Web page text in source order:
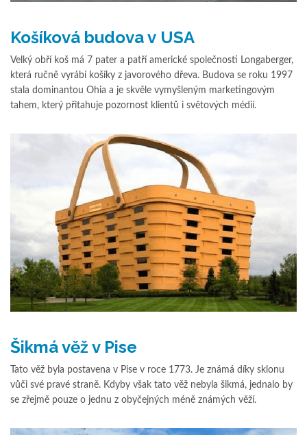
Košíková budova v USA
Velký obří koš má 7 pater a patří americké společnosti Longaberger,
která ručně vyrábí košíky z javorového dřeva. Budova se roku 1997
stala dominantou Ohia a je skvěle vymyšleným marketingovým
tahem, který přitahuje pozornost klientů i světových médií.
Šikmá věž v Pise
Tato věž byla postavena v Pise v roce 1773. Je známá díky sklonu
vůči své pravé straně. Kdyby však tato věž nebyla šikmá, jednalo by
se zřejmě pouze o jednu z obyčejných méně známých věží.